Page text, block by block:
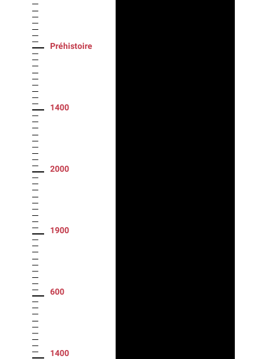
Préhistoire
1400
2000
1900
600
1400